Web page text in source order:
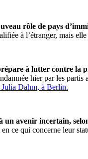
rôle de pays
à l’étranger, mais
à lutter contre la
hier par les
Dahm, à Berlin.
un avenir incertain,
ce qui concerne leur